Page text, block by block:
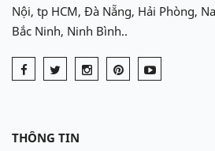
Nội, tp HCM, Đà Nẵng, Hải Phòng,
Bắc Ninh, Ninh Bình..
THÔNG TIN